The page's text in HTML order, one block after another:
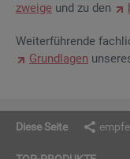
zwei­ge und zu den
Wei­ter­füh­ren­de
Grund­la­gen
Diese Seite